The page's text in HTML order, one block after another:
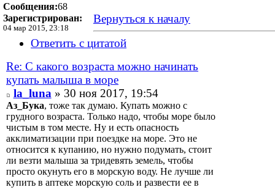
Сообщения:68
Зарегистрирован:
04 мар 2015, 23:18
Вернуться к началу
Ответить с цитатой
Re: С какого возраста можно начинать
купать малыша в море
la_luna » 30 ноя 2017, 19:54
Аз_Бука, тоже так думаю. Купать можно с
грудного возраста. Только надо, чтобы море было
чистым в том месте. Ну и есть опасность
акклиматизации при поездке на море. Это не
относится к купанию, но нужно подумать, стоит
ли везти малыша за тридевять земель, чтобы
просто окунуть его в морскую воду. Не лучше ли
купить в аптеке морскую соль и развести ее в